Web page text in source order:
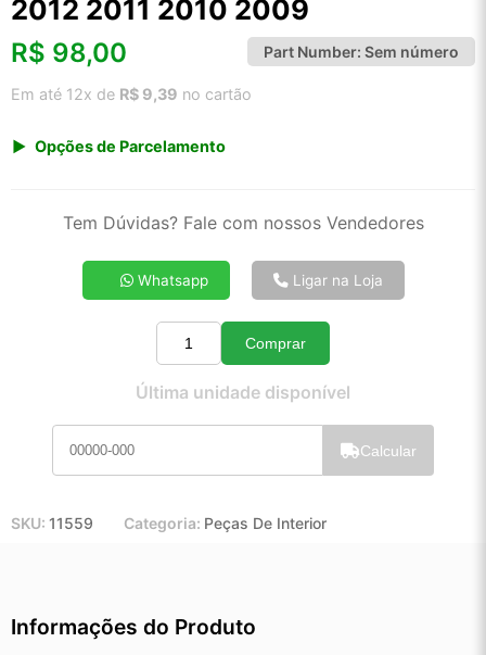
2012 2011 2010 2009
R$ 98,00 Part Number: Sem número
Em até 12x de R$ 9,39 no cartão
Opções de Parcelamento
2x de R$ 52,53
4x de R$ 26,64
5x de R$ 21,46
10x de R$ 11,10
11x de R$ 10,20
Tem Dúvidas? Fale com nossos Vendedores
Whatsapp Ligar na Loja
Quantidade
Comprar
Última unidade disponível
Calcular
SKU: 11559 Categoria: Peças De Interior
Informações do Produto